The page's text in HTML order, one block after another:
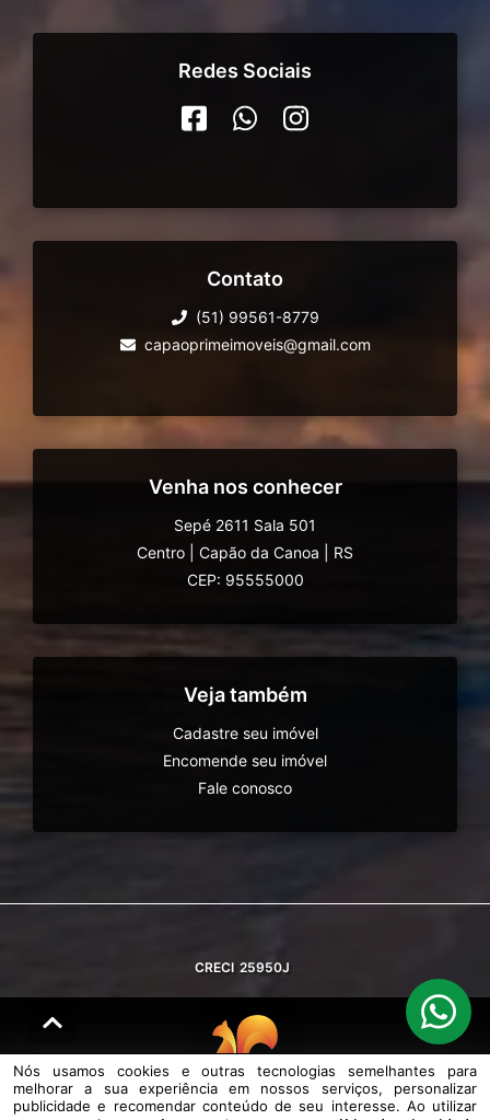
Redes Sociais
Contato
(51) 99561-8779
capaoprimeimoveis@gmail.com
Venha nos conhecer
Sepé 2611 Sala 501
Centro
Capão da Canoa
RS
CEP: 95555000
Veja também
Cadastre seu imóvel
Encomende seu imóvel
Fale conosco
CRECI 25950J
© DESENVOLVIDO PELAAGIL.NET
Nós usamos cookies e outras tecnologias semelhantes para
melhorar a sua experiência em nossos serviços, personalizar
publicidade e recomendar conteúdo de seu interesse. Ao utilizar